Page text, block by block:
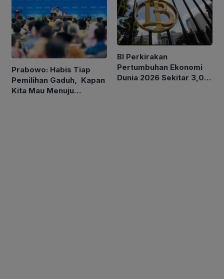
Prabowo: Habis Tiap
Pemilihan Gaduh, Kapan
Kita Mau Menuju
BI Perkirakan
Pertumbuhan Ekonomi
Dunia 2026 Sekitar 3,0